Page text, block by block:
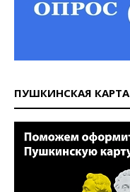
ПУШКИНСКАЯ КАРТА